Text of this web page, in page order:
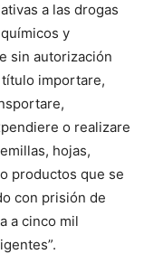
a las drogas
y
sin autorización
importare,
o realizare
hojas,
productos que se
con prisión de
a cinco mil